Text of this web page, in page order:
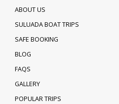
ABOUT US
SULUADA BOAT TRIPS
SAFE BOOKING
BLOG
FAQS
GALLERY
POPULAR TRIPS